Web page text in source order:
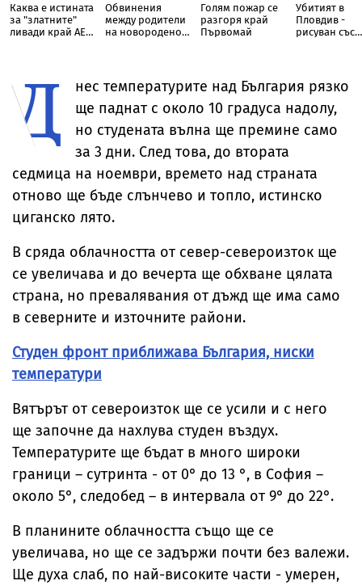
Каква е истината
за "златните"
ливади край АЕЦ
Обвинения
между родители
на новородено и
Голям пожар се
разгоря край
Първомай
Убитият в
Пловдив -
рисуван със
Д
нес температурите над България рязко
ще паднат с около 10 градуса надолу,
но студената вълна ще премине само
за 3 дни. След това, до втората
седмица на ноември, времето над страната
отново ще бъде слънчево и топло, истинско
циганско лято.
В сряда облачността от север-североизток ще
се увеличава и до вечерта ще обхване цялата
страна, но превалявания от дъжд ще има само
в северните и източните райони.
Студен фронт приближава България, ниски
температури
Вятърът от североизток ще се усили и с него
ще започне да нахлува студен въздух.
Температурите ще бъдат в много широки
граници – сутринта - от 0° до 13 °, в София –
около 5°, следобед – в интервала от 9° до 22°.
В планините облачността също ще се
увеличава, но ще се задържи почти без валежи.
Ще духа слаб, по най-високите части - умерен,